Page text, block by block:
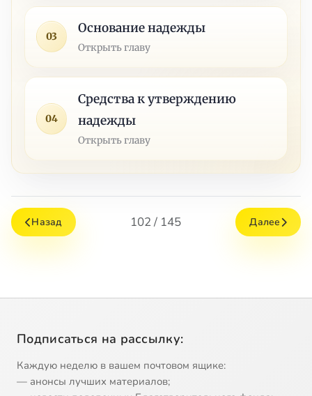
03
Основание надежды
Открыть главу
04
Средства к утверждению
надежды
Открыть главу
Назад 102 / 145 Далее
Подписаться на рассылку:
Каждую неделю в вашем почтовом ящике:
— анонсы лучших материалов;